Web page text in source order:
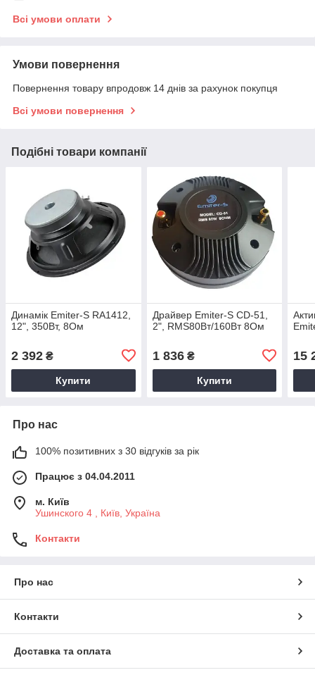
Всі умови оплати
Умови повернення
Повернення товару впродовж 14 днів за рахунок покупця
Всі умови повернення
Подібні товари компанії
Динамік Emiter-S RA1412,
12", 350Вт, 8Ом
2 392 ₴
Купити
Драйвер Emiter-S CD-51,
2", RMS80Вт/160Вт 8Ом
1 836₴
Купити
15
Про нас
100% позитивних з 30 відгуків за рік
Працює з 04.04.2011
м. Київ
Ушинского 4 , Київ, Україна
Контакти
Про нас
Контакти
Доставка та оплата